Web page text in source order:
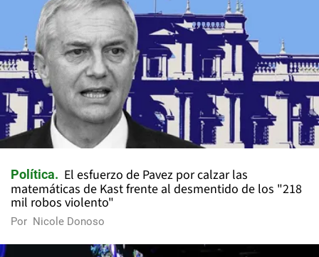
Política
El esfuerzo de Pavez por calzar las
matemáticas de Kast frente al desmentido de los "218
mil robos violento"
Por Nicole Donoso